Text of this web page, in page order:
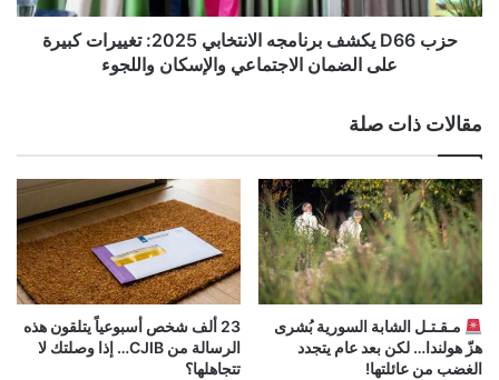
على
الضمان
حزب D66 يكشف برنامجه الانتخابي 2025: تغييرات كبيرة
على الضمان الاجتماعي والإسكان واللجوء
مقالات ذات صلة
مـقـتـل الشابة السورية بُشرى
هزّ هولندا… لكن بعد عام يتجدد
الغضب من عائلتها!
23 ألف شخص أسبوعياً يتلقون هذه
الرسالة من CJIB… إذا وصلتك لا
تتجاهلها؟